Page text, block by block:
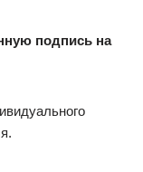
подпись на